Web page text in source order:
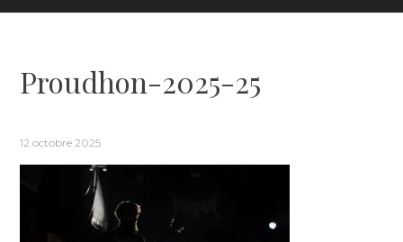
Proudhon-2025-25
12 octobre 2025